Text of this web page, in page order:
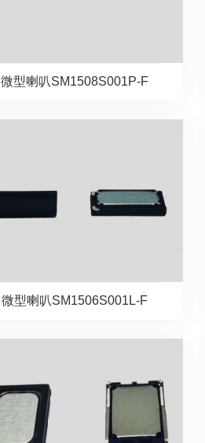
微型喇叭SM1508S001P-F
微型喇叭SM1506S001L-F